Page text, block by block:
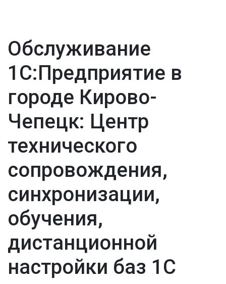
Обслуживание
1С:Предприятие в
городе Кирово-
Чепецк: Центр
технического
сопровождения,
синхронизации,
обучения,
дистанционной
настройки баз 1С